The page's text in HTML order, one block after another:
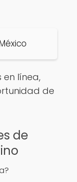
en línea,
de
de